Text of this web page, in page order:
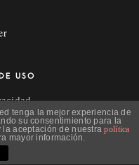
USO
tenga la mejor experiencia de
su consentimiento para la
la aceptación de nuestrapolítica
mayor información.